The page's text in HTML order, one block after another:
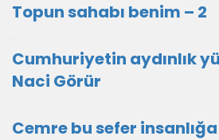
Topun sahabı benim – 2
Cumhuriyetin aydınlık
Naci Görür
Cemre bu sefer